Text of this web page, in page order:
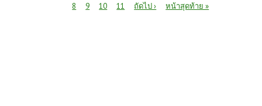
8
9 10 11 ถัดไป › หน้าสุดท้าย »